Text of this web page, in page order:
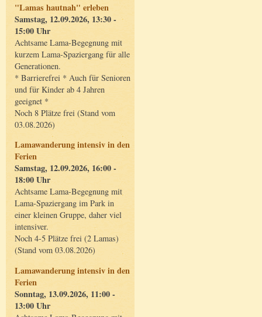
"Lamas hautnah" erleben
Samstag, 12.09.2026, 13:30 -
15:00 Uhr
Achtsame Lama-Begegnung mit
kurzem Lama-Spaziergang für alle
Generationen.
* Barrierefrei * Auch für Senioren
und für Kinder ab 4 Jahren
geeignet *
Noch 8 Plätze frei (Stand vom
03.08.2026)
Lamawanderung intensiv in den
Ferien
Samstag, 12.09.2026, 16:00 -
18:00 Uhr
Achtsame Lama-Begegnung mit
Lama-Spaziergang im Park in
einer kleinen Gruppe, daher viel
intensiver.
Noch 4-5 Plätze frei (2 Lamas)
(Stand vom 03.08.2026)
Lamawanderung intensiv in den
Ferien
Sonntag, 13.09.2026, 11:00 -
13:00 Uhr